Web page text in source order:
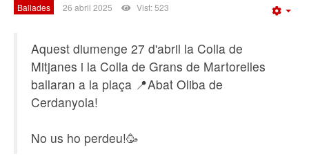
Ballades 26 abril 2025 Vist: 523
Aquest diumenge 27 d'abril la Colla de
Mitjanes i la Colla de Grans de Martorelles
ballaran a la plaça 📍Abat Oliba de
Cerdanyola!
No us ho perdeu!🥳